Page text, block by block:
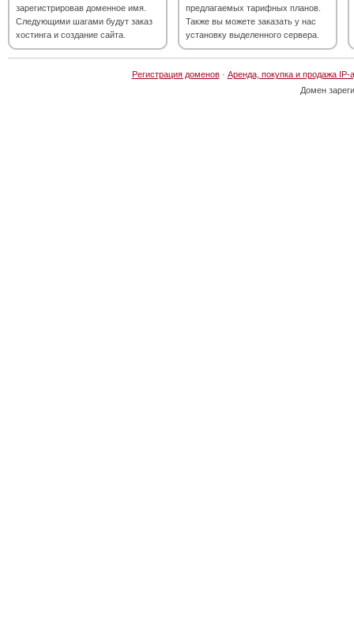
зарегистрировав доменное имя.
Следующими шагами будут заказ
хостинга и создание сайта.
предлагаемых тарифных планов.
Также вы можете заказать у нас
установку выделенного сервера.
Регистрация доменов· Аренда, покупка и продажа IP-
Домен